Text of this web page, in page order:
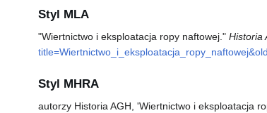
Styl MLA
"Wiertnictwo i eksploatacja ropy naftowej." Historia
Styl MHRA
autorzy Historia AGH, 'Wiertnictwo i eksploatacja